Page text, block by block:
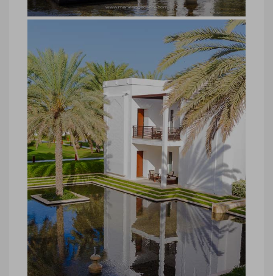
hôtel luxe Oman, The Chedi salle de
bain
hôtel luxe Oman, The Chedi salle de bain
© Marie-Ange Ostré
hôtel luxe Oman, The Chedi
hôtel luxe Oman, The Chedi © Marie-
Ange Ostré